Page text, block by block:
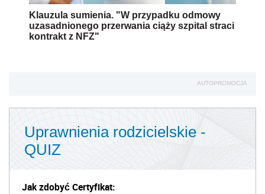
Klauzula sumienia. "W przypadku odmowy
uzasadnionego przerwania ciąży szpital straci
kontrakt z NFZ"
AUTOPROMOCJA
Uprawnienia rodzicielskie -
QUIZ
Jak zdobyć Certyfikat: